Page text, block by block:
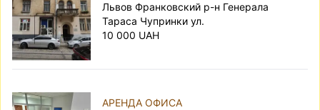
Львов Франковский р-н Генерала
Тараса Чупринки ул.
10 000 UAH
АРЕНДА ОФИСА